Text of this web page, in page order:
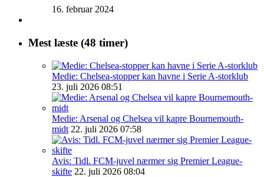
16. februar 2024
Mest læste (48 timer)
Medie: Chelsea-stopper kan havne i Serie A-storklub
23. juli 2026 08:51
Medie: Arsenal og Chelsea vil kapre Bournemouth-
midt 22. juli 2026 07:58
Avis: Tidl. FCM-juvel nærmer sig Premier League-
skifte 22. juli 2026 08:04